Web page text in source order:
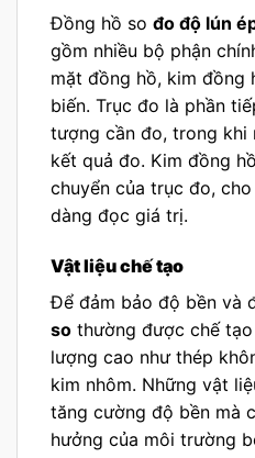
Đồng hồ so đo độ lún
gồm nhiều bộ phận
mặt đồng hồ, kim đồng
biến. Trục đo là phần
tượng cần đo, trong khi
kết quả đo. Kim đồng
chuyển của trục đo,
dàng đọc giá trị.
Vật liệu chế tạo
Để đảm bảo độ bền và
so thường được chế
lượng cao như thép
kim nhôm. Những vật
tăng cường độ bền mà
hưởng của môi trường